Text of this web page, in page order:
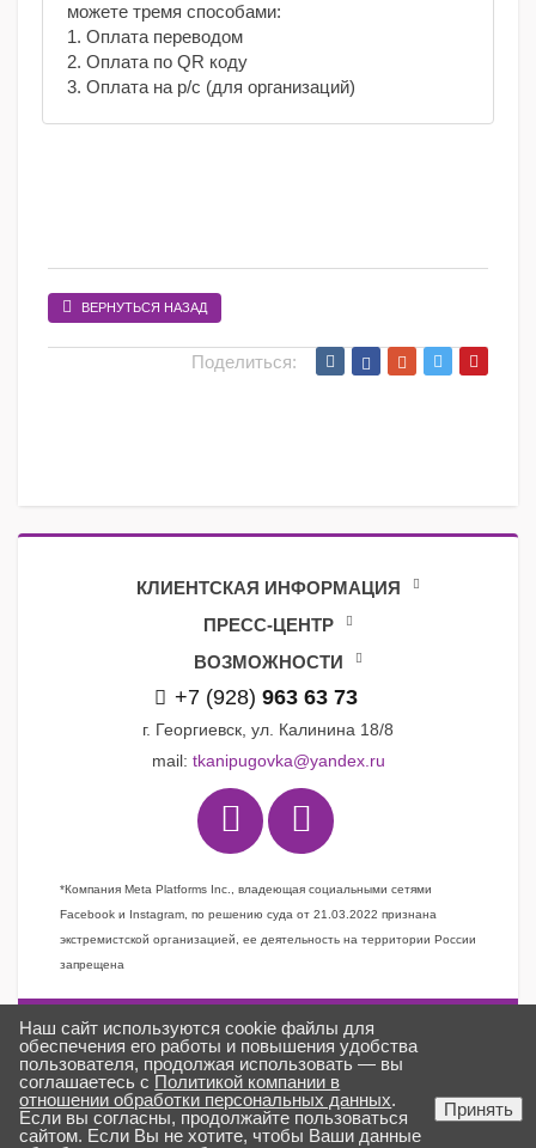
можете тремя способами:
1. Оплата переводом
2. Оплата по QR коду
3. Оплата на р/с (для организаций)
ВЕРНУТЬСЯ НАЗАД
Поделиться:
КЛИЕНТСКАЯ ИНФОРМАЦИЯ
ПРЕСС-ЦЕНТР
ВОЗМОЖНОСТИ
+7 (928) 963 63 73
г. Георгиевск, ул. Калинина 18/8
mail: tkanipugovka@yandex.ru
*Компания Meta Platforms Inc., владеющая социальными сетями
Facebook и Instagram, по решению суда от 21.03.2022 признана
экстремистской организацией, ее деятельность на территории России
запрещена
Задать вопрос
Заказать звонок
Создано вГИПЕРКУБ®
ткани «Пуговка» © 2025
Наш сайт используются cookie файлы для
обеспечения его работы и повышения удобства
пользователя, продолжая использовать — вы
соглашаетесь с Политикой компании в
отношении обработки персональных данных.
Если вы согласны, продолжайте пользоваться
сайтом. Если Вы не хотите, чтобы Ваши данные
Принять